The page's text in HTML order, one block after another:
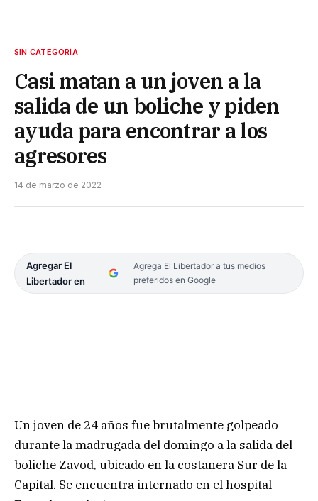
SIN CATEGORÍA
Casi matan a un joven a la
salida de un boliche y piden
ayuda para encontrar a los
agresores
14 de marzo de 2022
Agregar El
Libertador en
Agrega El Libertador a tus medios
preferidos en Google
Un joven de 24 años fue brutalmente golpeado
durante la madrugada del domingo a la salida del
boliche Zavod, ubicado en la costanera Sur de la
Capital. Se encuentra internado en el hospital